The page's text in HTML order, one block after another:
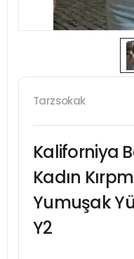
Tarzsokak
Kaliforniya
Kadın
Yumuşak
Y2